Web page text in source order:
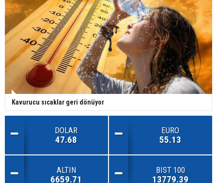
Kavurucu sıcaklar geri dönüyor
DOLAR
47.68
EURO
55.13
ALTIN
6659.71
BIST 100
13779.39